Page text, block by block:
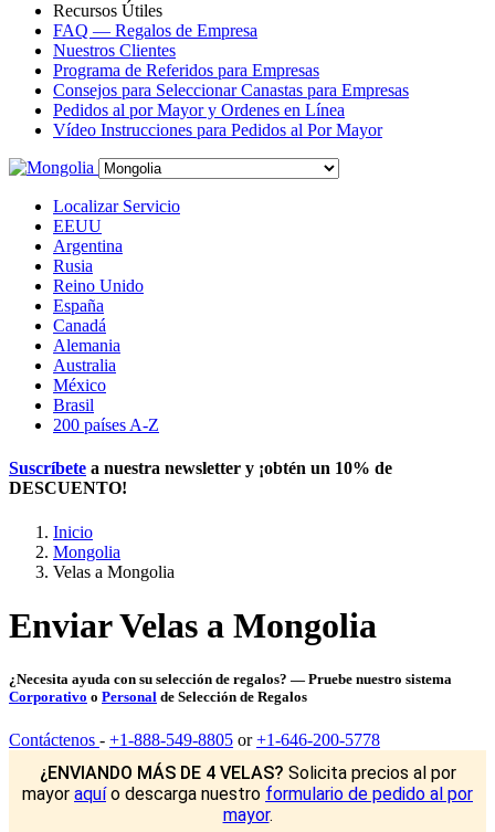
Recursos Útiles
FAQ — Regalos de Empresa
Nuestros Clientes
Programa de Referidos para Empresas
Consejos para Seleccionar Canastas para Empresas
Pedidos al por Mayor y Ordenes en Línea
Vídeo Instrucciones para Pedidos al Por Mayor
Localizar Servicio
EEUU
Argentina
Rusia
Reino Unido
España
Canadá
Alemania
Australia
México
Brasil
200 países A-Z
Suscríbete a nuestra newsletter y ¡obtén un 10% de
DESCUENTO!
Inicio
Mongolia
Velas a Mongolia
Enviar Velas a Mongolia
¿Necesita ayuda con su selección de regalos? — Pruebe nuestro sistema
Corporativo o Personal de Selección de Regalos
Contáctenos - +1-888-549-8805 or+1-646-200-5778
¿ENVIANDO MÁS DE 4 VELAS? Solicita precios al por
mayor aquío descarga nuestro formulario de pedido al por
mayor.